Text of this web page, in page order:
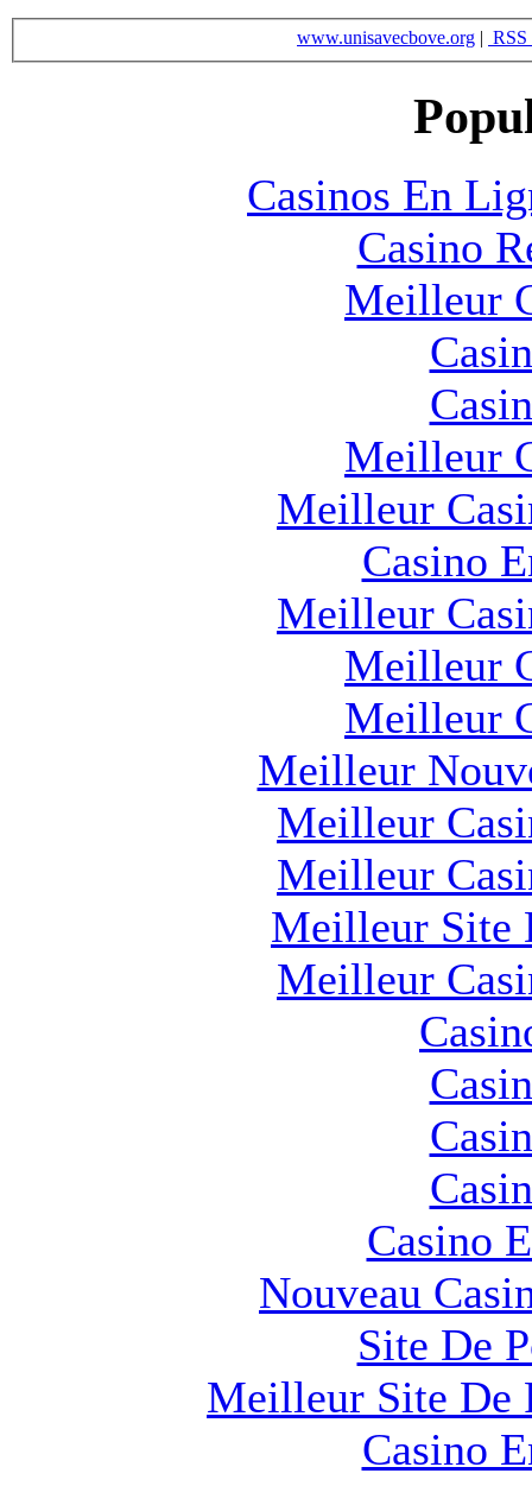
www.unisavecbove.org | RSS
Casinos En
Casino
Meilleur
Meilleur
Meilleur
Casino
Meilleur
Meilleur
Meilleur
Meilleur
Meilleur
Meilleur
Meilleur Site
Meilleur
Casino
Nouveau
Site De
Meilleur Site De
Casino